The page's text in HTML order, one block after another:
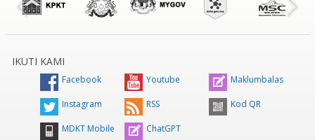
IKUTI KAMI
Facebook Youtube Maklumbalas
Instagram RSS Kod QR
MDKT Mobile ChatGPT